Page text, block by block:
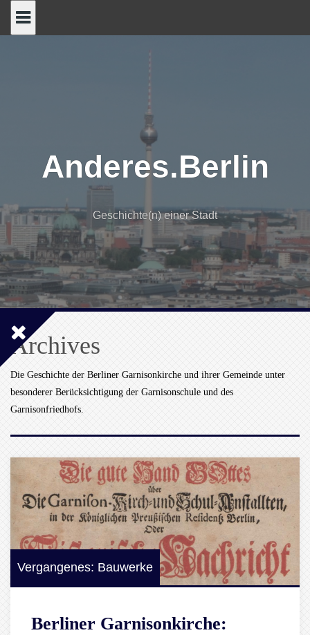
Anderes.Berlin
Geschichte(n) einer Stadt
Archives
Die Geschichte der Berliner Garnisonkirche und ihrer Gemeinde unter
besonderer Berücksichtigung der Garnisonschule und des
Garnisonfriedhofs.
Vergangenes: Bauwerke
Berliner Garnisonkirche: